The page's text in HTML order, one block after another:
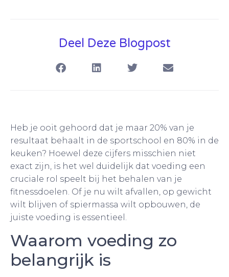
Deel Deze Blogpost
Heb je ooit gehoord dat je maar 20% van je
resultaat behaalt in de sportschool en 80% in de
keuken? Hoewel deze cijfers misschien niet
exact zijn, is het wel duidelijk dat voeding een
cruciale rol speelt bij het behalen van je
fitnessdoelen. Of je nu wilt afvallen, op gewicht
wilt blijven of spiermassa wilt opbouwen, de
juiste voeding is essentieel.
Waarom voeding zo
belangrijk is